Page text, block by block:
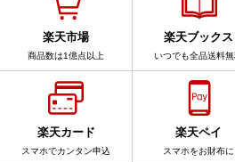
楽天市場
商品数は1億点以上
楽天ブックス
いつでも全品送料
楽天カード
スマホでカンタン申込
楽天ペイ
スマホをお財布に